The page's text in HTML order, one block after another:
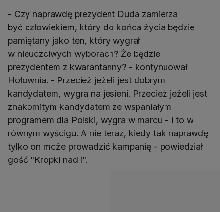
- Czy naprawdę prezydent Duda zamierza
być człowiekiem, który do końca życia będzie
pamiętany jako ten, który wygrał
w nieuczciwych wyborach? Że będzie
prezydentem z kwarantanny? - kontynuował
Hołownia. - Przecież jeżeli jest dobrym
kandydatem, wygra na jesieni. Przecież jeżeli jest
znakomitym kandydatem ze wspaniałym
programem dla Polski, wygra w marcu - i to w
równym wyścigu. A nie teraz, kiedy tak naprawdę
tylko on może prowadzić kampanię - powiedział
gość "Kropki nad i".